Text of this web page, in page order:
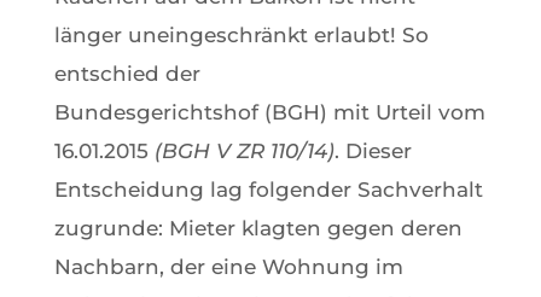
länger uneingeschränkt erlaubt! So
entschied der
Bundesgerichtshof (BGH) mit Urteil vom
16.01.2015 (BGH V ZR 110/14). Dieser
Entscheidung lag folgender Sachverhalt
zugrunde: Mieter klagten gegen deren
Nachbarn, der eine Wohnung im